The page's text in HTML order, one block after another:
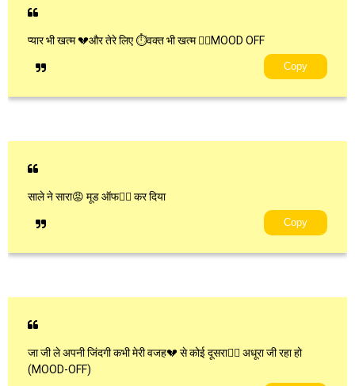
प्यार भी खत्म 💔और तेरे लिए ⏱वक्त भी खत्म 🙋‍♂MOOD OFF
Copy
साले ने सारा😡 मूड ऑफ🧎‍♂ कर दिया
Copy
जा जी ले अपनी जिंदगी कभी मेरी वजह💔 से कोई दूसरा🧎‍♂ अधूरा जी रहा हो
(MOOD-OFF)